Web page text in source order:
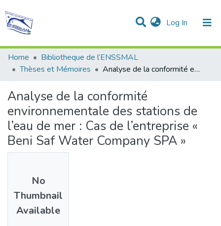
Log In (current)
Communities & Collections
Statistics
All of DSpace
Home
Bibliotheque de l’ENSSMAL
Thèses et Mémoires
Analyse de la conformité environnementale des stations de l’eau de mer : Cas de l’entreprise « Beni Saf Water Company SPA »
Analyse de la conformité
environnementale des stations de
l’eau de mer : Cas de l’entreprise «
Beni Saf Water Company SPA »
No
Thumbnail
Available